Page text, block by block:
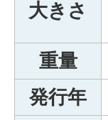
大きさ
重量
発行年